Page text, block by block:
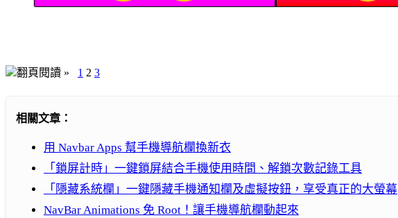
翻頁閱讀 » 1 2 3
相關文章：
用 Navbar Apps 幫手機導航欄換新衣
「鎖屏計時」一鍵鎖屏結合手機使用時間、解鎖次數記錄工具
「隱藏系統欄」一鍵隱藏手機通知欄及虛擬按鈕，享受真正的大螢幕
NavBar Animations 免 Root！讓手機導航欄動起來